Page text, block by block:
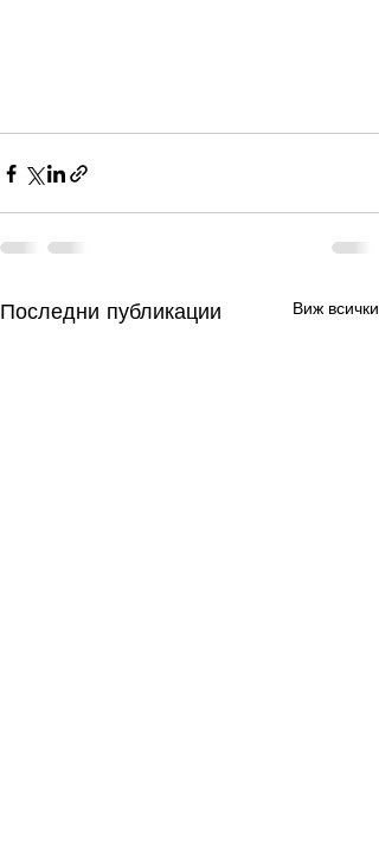
Последни публикации Виж всички